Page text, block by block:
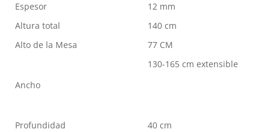
Espesor
12 mm
Altura total
140 cm
Alto de la Mesa
77 CM
Ancho
130-165 cm extensible
Profundidad
40 cm